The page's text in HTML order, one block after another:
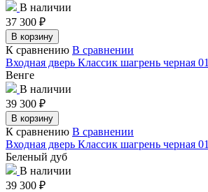
В наличии
37 300 ₽
В корзину
К сравнению В сравнении
Входная дверь Классик шагрень черная 01
Венге
В наличии
39 300 ₽
В корзину
К сравнению В сравнении
Входная дверь Классик шагрень черная 01
Беленый дуб
В наличии
39 300 ₽